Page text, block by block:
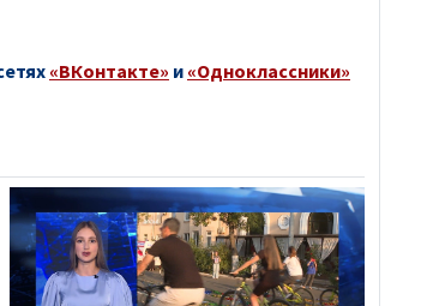
«ВКонтакте» и «Одноклассники»